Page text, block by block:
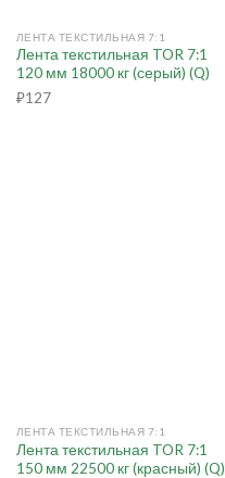
ЛЕНТА ТЕКСТИЛЬНАЯ 7:1
Лента текстильная TOR 7:1
120 мм 18000 кг (серый) (Q)
₽127
ЛЕНТА ТЕКСТИЛЬНАЯ 7:1
Лента текстильная TOR 7:1
150 мм 22500 кг (красный) (Q)